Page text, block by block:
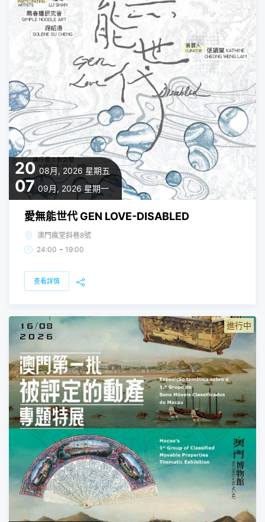
20 08月, 2026 星期五
07 09月, 2026 星期一
愛無能世代 GEN LOVE-DISABLED
澳門瘋堂斜巷8號
24:00 - 19:00
查看詳情
進行中